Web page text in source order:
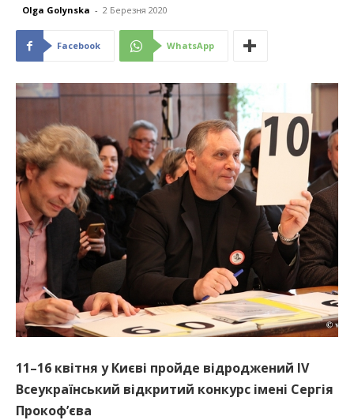
Olga Golynska - 2 Березня 2020
Facebook WhatsApp
11–16 квітня у Києві пройде відроджений IV
Всеукраїнський відкритий конкурс імені Сергія
Прокоф’єва